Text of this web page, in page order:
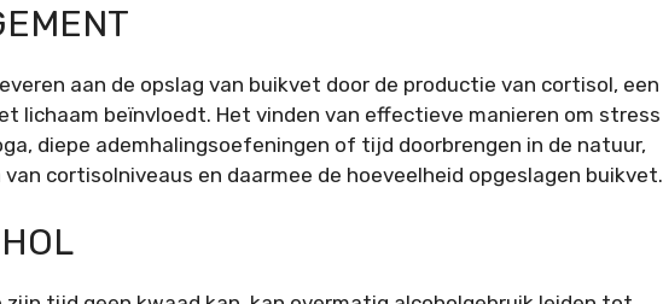
aan de opslag van buikvet door de productie van cortisol, een
lichaam beïnvloedt. Het vinden van effectieve manieren om stress
diepe ademhalingsoefeningen of tijd doorbrengen in de natuur,
cortisolniveaus en daarmee de hoeveelheid opgeslagen buikvet.